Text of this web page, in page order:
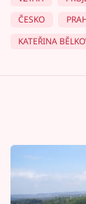
ČESKO
KATEŘINA